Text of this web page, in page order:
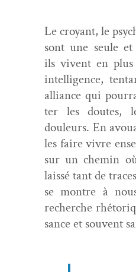
Le croy­ant, le
sont une seule
ils vivent en
intel­li­gence,
alliance qui
ter les doutes,
douleurs. En
les faire vivre
sur un chemin
lais­sé tant de
se mon­tre à
recherche
sance et sou­vent